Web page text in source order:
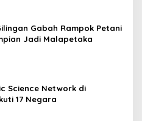
Gabah Rampok Petani
Jadi Malapetaka
Science Network di
17 Negara